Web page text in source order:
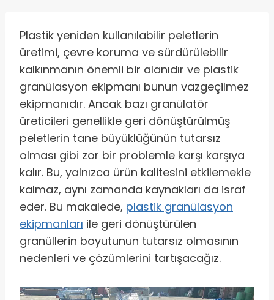
Plastik yeniden kullanılabilir peletlerin
üretimi, çevre koruma ve sürdürülebilir
kalkınmanın önemli bir alanıdır ve plastik
granülasyon ekipmanı bunun vazgeçilmez
ekipmanıdır. Ancak bazı granülatör
üreticileri genellikle geri dönüştürülmüş
peletlerin tane büyüklüğünün tutarsız
olması gibi zor bir problemle karşı karşıya
kalır. Bu, yalnızca ürün kalitesini etkilemekle
kalmaz, aynı zamanda kaynakları da israf
eder. Bu makalede, plastik granülasyon
ekipmanları ile geri dönüştürülen
granüllerin boyutunun tutarsız olmasının
nedenleri ve çözümlerini tartışacağız.